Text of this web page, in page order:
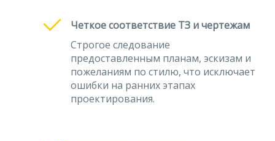
Четкое соответствие ТЗ и чертежам
Строгое следование
предоставленным планам, эскизам и
пожеланиям по стилю, что исключает
ошибки на ранних этапах
проектирования.